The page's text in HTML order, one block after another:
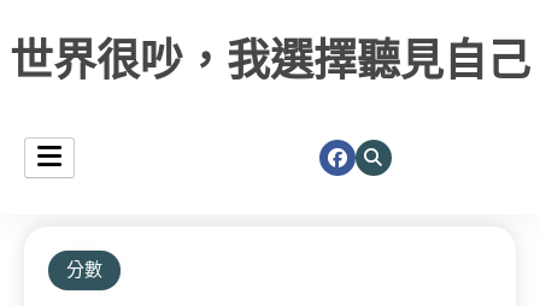
世界很吵，我選擇聽見自己
分數